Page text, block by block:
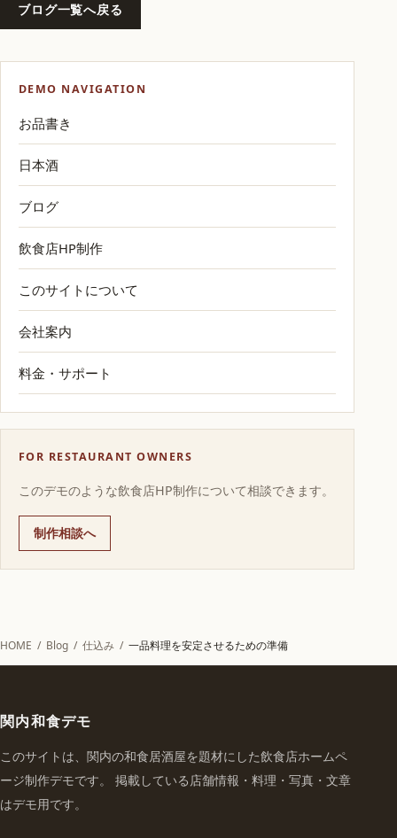
ブログ一覧へ戻る
DEMO NAVIGATION
お品書き
日本酒
ブログ
飲食店HP制作
このサイトについて
会社案内
料金・サポート
FOR RESTAURANT OWNERS
このデモのような飲食店HP制作について相談できます。
制作相談へ
HOME / Blog / 仕込み / 一品料理を安定させるための準備
関内和食デモ
このサイトは、関内の和食居酒屋を題材にした飲食店ホームペ
ージ制作デモです。 掲載している店舗情報・料理・写真・文章
はデモ用です。